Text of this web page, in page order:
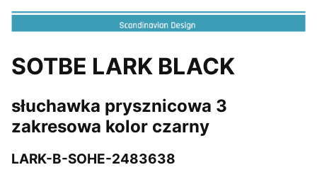
SOTBE LARK BLACK
słuchawka prysznicowa 3
zakresowa kolor czarny
LARK-B-SOHE-2483638